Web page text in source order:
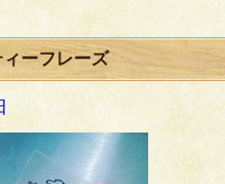
ーフレーズ